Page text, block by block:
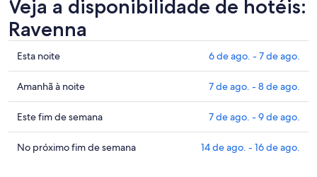
Veja a disponibilidade de hotéis:
Ravenna
Confira
os
preços
em
Ravenna
para
esta
Esta noite 6 de ago. - 7 de ago.
Confira
os
preços
em
Ravenna
Amanhã à noite 7 de ago. - 8 de ago.
Confira
os
preços
Este fim de semana 7 de ago. - 9 de ago.
Confira
No próximo fim de semana 14 de ago. - 16 de ago.